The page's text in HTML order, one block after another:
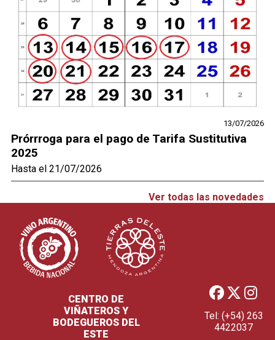
13/07/2026
Prórrroga para el pago de Tarifa Sustitutiva
2025
Hasta el 21/07/2026
Ver todas las novedades
CENTRO DE
VIÑATEROS Y
BODEGUEROS DEL
ESTE
Tel: (+54) 263
4422037